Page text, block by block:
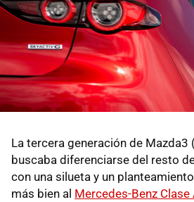
La tercera generación de
buscaba diferenciarse del resto
con una silueta y un
más bien al Mercedes-Benz Clase